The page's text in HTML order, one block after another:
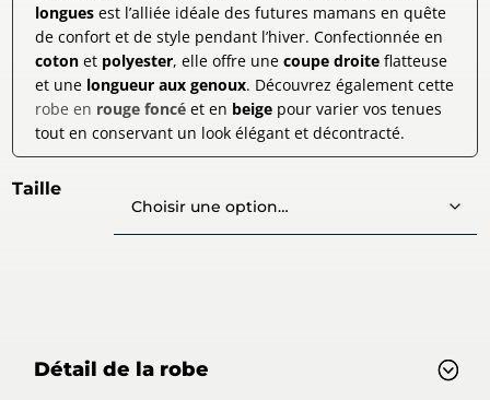
longues est l’alliée idéale des futures mamans en quête
de confort et de style pendant l’hiver. Confectionnée en
coton et polyester, elle offre unecoupe droite flatteuse
et une longueur aux genoux. Découvrez également cette
robe en rouge foncé et en beige pour varier vos tenues
tout en conservant un look élégant et décontracté.
Taille
Détail de la robe